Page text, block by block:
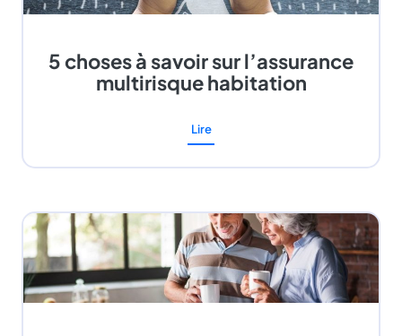
5 choses à savoir sur l’assurance
multirisque habitation
Lire